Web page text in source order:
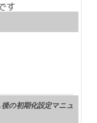
す
の初期化設定マニュ